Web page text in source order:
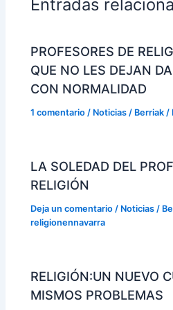
Entradas
PROFESORES DE
QUE NO LES DEJAN
CON NORMALIDAD
1 comentario / Noticias / Berriak /
LA SOLEDAD DEL
RELIGIÓN
Deja un comentario / Noticias /
religionennavarra
RELIGIÓN:UN NUEVO
MISMOS PROBLEMAS